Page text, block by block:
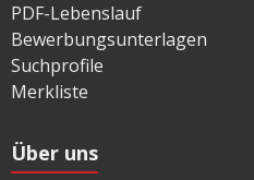
PDF-Lebenslauf
Bewerbungsunterlagen
Suchprofile
Merkliste
Über uns